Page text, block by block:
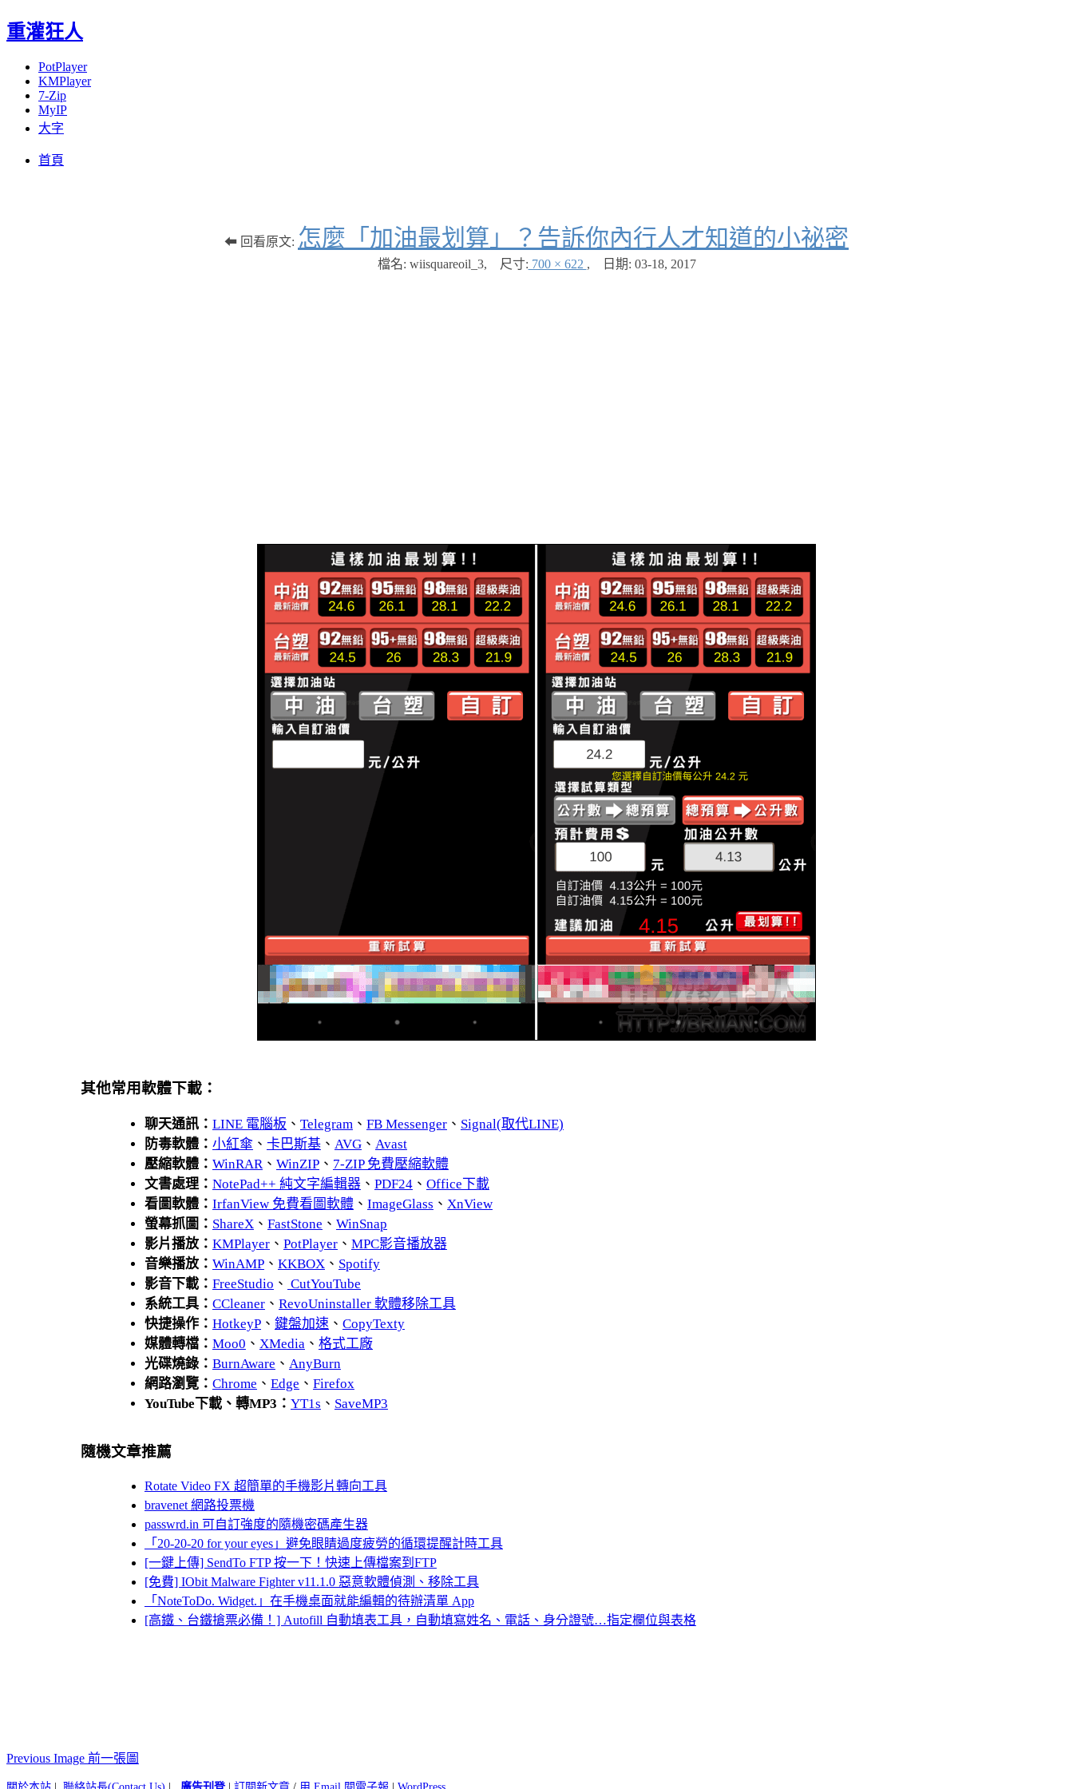
重灌狂人
PotPlayer
KMPlayer
7-Zip
MyIP
大字
首頁
⬅ 回看原文: 怎麼「加油最划算」？告訴你內行人才知道的小祕密
檔名: wiisquareoil_3, 尺寸: 700 × 622 , 日期: 03-18, 2017
其他常用軟體下載：
聊天通訊： LINE 電腦板 、 Telegram、 FB Messenger、 Signal(取代LINE)
防毒軟體： 小紅傘 、 卡巴斯基、 AVG、 Avast
壓縮軟體： WinRAR、 WinZIP、 7-ZIP 免費壓縮軟體
文書處理： NotePad++ 純文字編輯器、 PDF24、 Office下載
看圖軟體： IrfanView 免費看圖軟體、 ImageGlass 、 XnView
螢幕抓圖： ShareX、 FastStone 、 WinSnap
影片播放： KMPlayer、 PotPlayer、 MPC影音播放器
音樂播放： WinAMP、 KKBOX、 Spotify
影音下載： FreeStudio 、 CutYouTube
系統工具： CCleaner、 RevoUninstaller 軟體移除工具
快捷操作： HotkeyP、 鍵盤加速、 CopyTexty
媒體轉檔： Moo0 、 XMedia、 格式工廠
光碟燒錄： BurnAware 、 AnyBurn
網路瀏覽： Chrome 、 Edge 、 Firefox
YouTube下載、轉MP3： YT1s 、 SaveMP3
隨機文章推薦
Rotate Video FX 超簡單的手機影片轉向工具
bravenet 網路投票機
passwrd.in 可自訂強度的隨機密碼產生器
「20-20-20 for your eyes」避免眼睛過度疲勞的循環提醒計時工具
[一鍵上傳] SendTo FTP 按一下！快速上傳檔案到FTP
[免費] IObit Malware Fighter v11.1.0 惡意軟體偵測、移除工具
「NoteToDo. Widget.」在手機桌面就能編輯的待辦清單 App
[高鐵、台鐵搶票必備！] Autofill 自動填表工具，自動填寫姓名、電話、身分證號…指定欄位與表格
Previous Image 前一張圖